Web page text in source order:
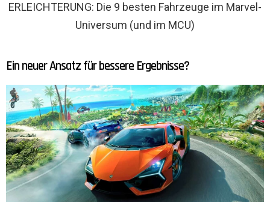
ERLEICHTERUNG: Die 9 besten Fahrzeuge im Marvel-
Universum (und im MCU)
Ein neuer Ansatz für bessere Ergebnisse?